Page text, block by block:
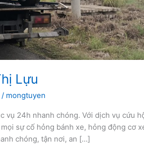
Lựu
/ mongtuyen
vụ 24h nhanh chóng. Với dịch vụ cứu
sự cố hỏng bánh xe, hỏng động cơ
chóng, tận nơi, an […]